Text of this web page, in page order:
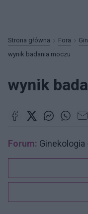
Strona główna Fora
wynik badania moczu
wynik
Forum: